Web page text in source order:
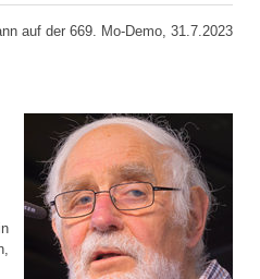
auf der 669. Mo-Demo, 31.7.2023